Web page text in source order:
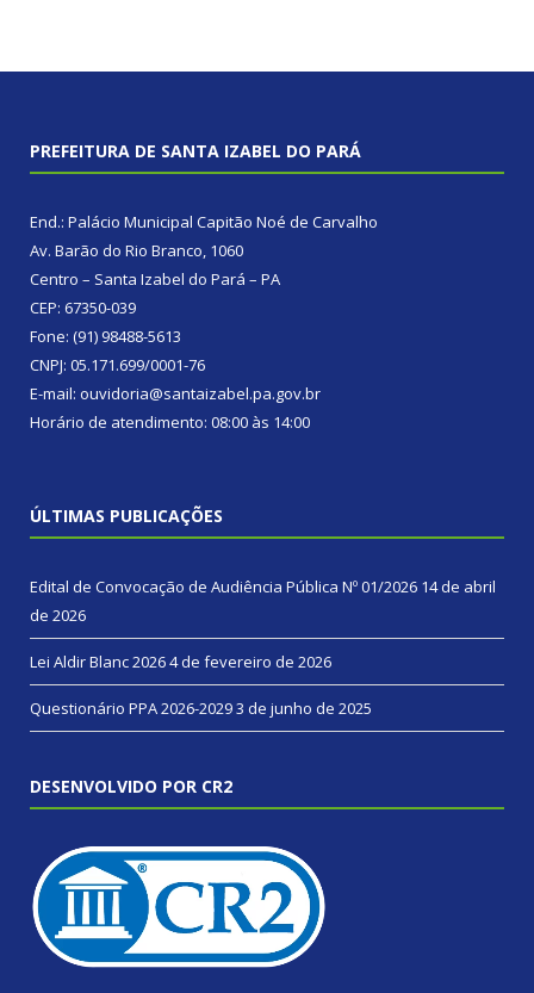
PREFEITURA DE SANTA IZABEL DO PARÁ
End.: Palácio Municipal Capitão Noé de Carvalho
Av. Barão do Rio Branco, 1060
Centro – Santa Izabel do Pará – PA
CEP: 67350-039
Fone: (91) 98488-5613
CNPJ: 05.171.699/0001-76
E-mail: ouvidoria@santaizabel.pa.gov.br
Horário de atendimento: 08:00 às 14:00
ÚLTIMAS PUBLICAÇÕES
Edital de Convocação de Audiência Pública Nº 01/2026 14 de abril
de 2026
Lei Aldir Blanc 20264 de fevereiro de 2026
Questionário PPA 2026-20293 de junho de 2025
DESENVOLVIDO POR CR2